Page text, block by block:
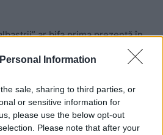
Information
sale, sharing to third parties, or
or sensitive information for
please use the below opt-out
Please note that after your
ar bifa prima prezență în
goluri” la final, iar 5 din aceste
scor strâns la final.